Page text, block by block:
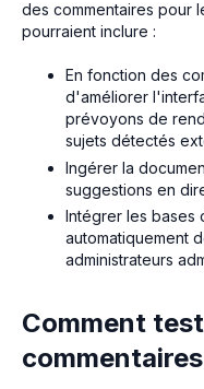
des commentaires pour
pourraient inclure :
En fonction des
d'améliorer
prévoyons de
sujets détectés
Ingérer la
suggestions en
Intégrer les bases
automatiquement
administrateurs
Comment
commentaires